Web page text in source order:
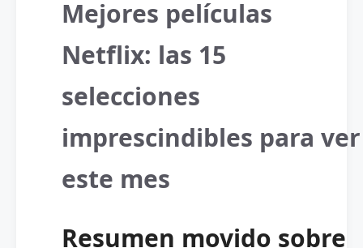
Mejores películas
Netflix: las 15
selecciones
imprescindibles para ver
este mes
Resumen movido sobre